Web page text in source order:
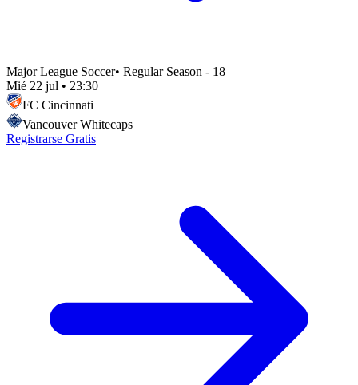
Major League Soccer• Regular Season - 18
Mié 22 jul • 23:30
FC Cincinnati
Vancouver Whitecaps
Registrarse Gratis